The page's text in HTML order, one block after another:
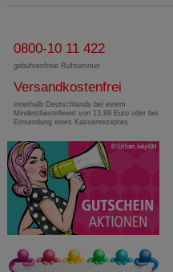
0800-10 11 422
gebührenfreie Rufnummer
Versandkostenfrei
innerhalb Deutschlands bei einem
Mindestbestellwert von 13,99 Euro oder bei
Einsendung eines Kassenrezeptes